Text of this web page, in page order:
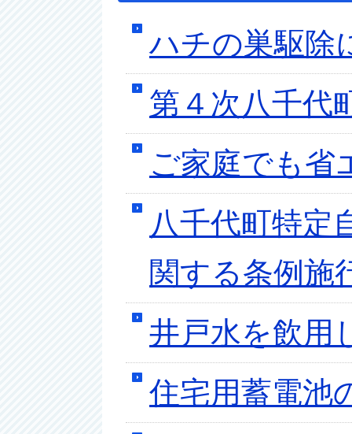
ハチの巣駆除
第４次八千代
ご家庭でも省
八千代町特定
関する条例施
井戸水を飲用
住宅用蓄電池